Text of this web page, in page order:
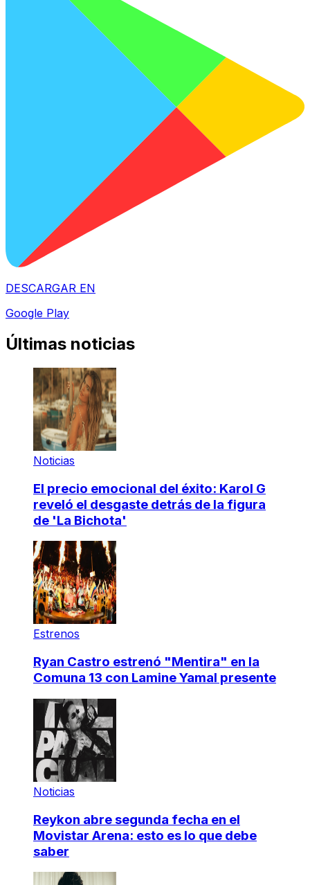
DESCARGAR EN
Google Play
Últimas noticias
Noticias
El precio emocional del éxito: Karol G
reveló el desgaste detrás de la figura
de 'La Bichota'
Estrenos
Ryan Castro estrenó "Mentira" en la
Comuna 13 con Lamine Yamal presente
Noticias
Reykon abre segunda fecha en el
Movistar Arena: esto es lo que debe
saber